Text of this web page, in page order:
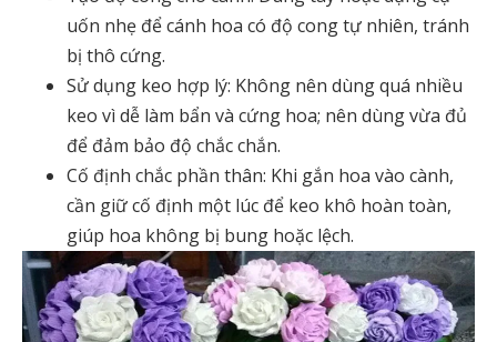
uốn nhẹ để cánh hoa có độ cong tự nhiên, tránh
bị thô cứng.
Sử dụng keo hợp lý: Không nên dùng quá nhiều
keo vì dễ làm bẩn và cứng hoa; nên dùng vừa đủ
để đảm bảo độ chắc chắn.
Cố định chắc phần thân: Khi gắn hoa vào cành,
cần giữ cố định một lúc để keo khô hoàn toàn,
giúp hoa không bị bung hoặc lệch.